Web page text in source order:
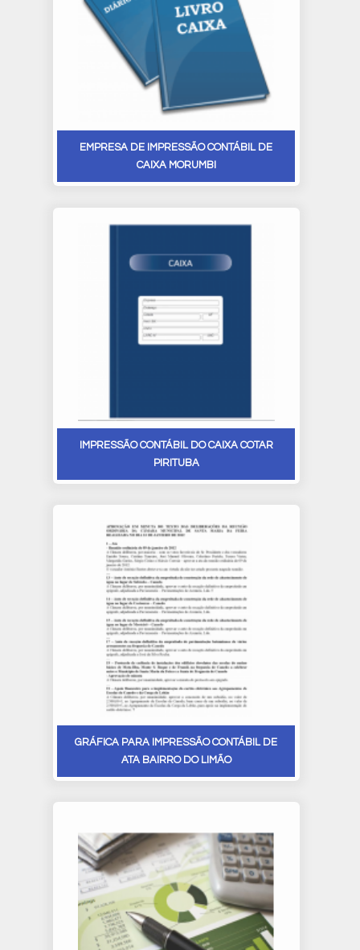
EMPRESA DE IMPRESSÃO CONTÁBIL DE
CAIXA MORUMBI
IMPRESSÃO CONTÁBIL DO CAIXA COTAR
PIRITUBA
GRÁFICA PARA IMPRESSÃO CONTÁBIL DE
ATA BAIRRO DO LIMÃO